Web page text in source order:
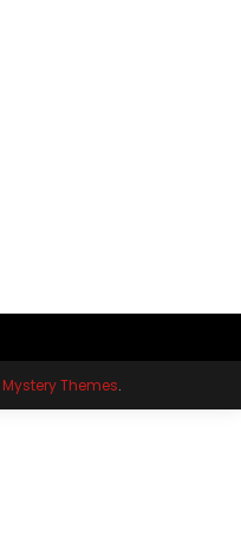
Mystery Themes.